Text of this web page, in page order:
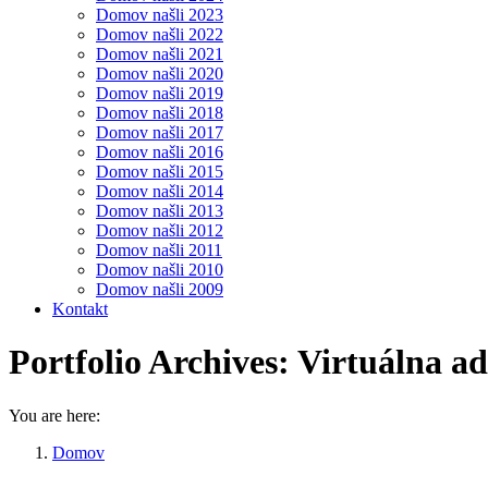
Domov našli 2023
Domov našli 2022
Domov našli 2021
Domov našli 2020
Domov našli 2019
Domov našli 2018
Domov našli 2017
Domov našli 2016
Domov našli 2015
Domov našli 2014
Domov našli 2013
Domov našli 2012
Domov našli 2011
Domov našli 2010
Domov našli 2009
Kontakt
Portfolio Archives: Virtuálna
You are here:
Domov